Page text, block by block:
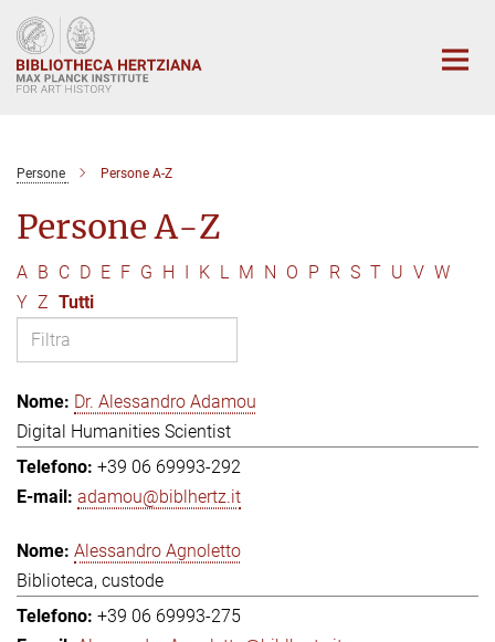
Main-
Content
Persone Persone A-Z
Persone A-Z
A B C D E F G H I K L M N O P R S T U V W
Y Z Tutti
Dr. Alessandro Adamou
Digital Humanities Scientist
+39 06 69993-292
adamou@biblhertz.it
Alessandro Agnoletto
Biblioteca, custode
+39 06 69993-275